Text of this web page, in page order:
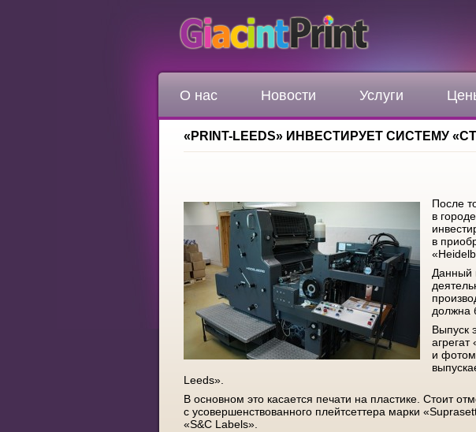
О нас Новости Услуги
«PRINT-LEEDS» ИНВЕСТИРУЕТ СИСТЕМУ
После
в
в
Данный
должна
Выпуск
и
Leeds».
В основном это касается печати на пластике. Стоит
с усовершенствованного плейтсеттера марки
«S&C Labels».